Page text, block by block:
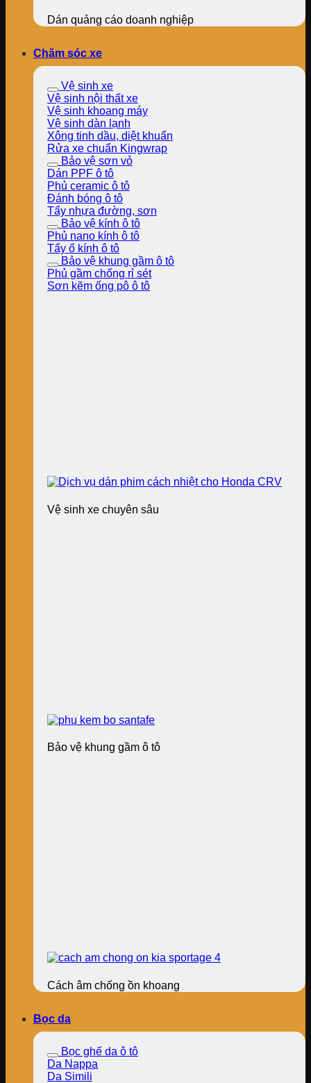
Dán quảng cáo doanh nghiệp
Chăm sóc xe
Vệ sinh xe
Vệ sinh nội thất xe
Vệ sinh khoang máy
Vệ sinh dàn lạnh
Xông tinh dầu, diệt khuẩn
Rửa xe chuẩn Kingwrap
Bảo vệ sơn vỏ
Dán PPF ô tô
Phủ ceramic ô tô
Đánh bóng ô tô
Tẩy nhựa đường, sơn
Bảo vệ kính ô tô
Phủ nano kính ô tô
Tẩy ố kính ô tô
Bảo vệ khung gầm ô tô
Phủ gầm chống rỉ sét
Sơn kẽm ống pô ô tô
Vệ sinh xe chuyên sâu
Bảo vệ khung gầm ô tô
Cách âm chống ồn khoang
Bọc da
Bọc ghế da ô tô
Da Nappa
Da Simili